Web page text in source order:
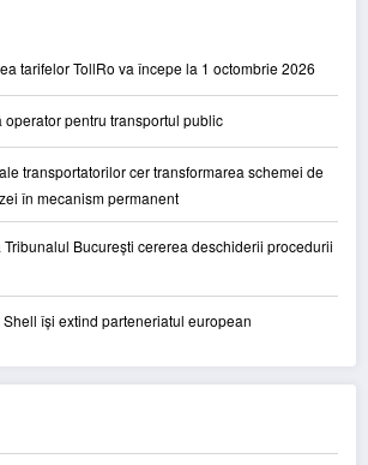
tarifelor TollRo va începe la 1 octombrie 2026
operator pentru transportul public
transportatorilor cer transformarea schemei de
în mecanism permanent
Tribunalul București cererea deschiderii procedurii
Shell își extind parteneriatul european